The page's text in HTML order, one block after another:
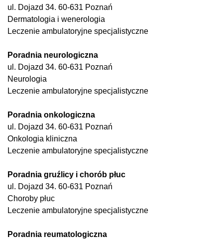
ul. Dojazd 34. 60-631 Poznań
Dermatologia i wenerologia
Leczenie ambulatoryjne specjalistyczne
Poradnia neurologiczna
ul. Dojazd 34. 60-631 Poznań
Neurologia
Leczenie ambulatoryjne specjalistyczne
Poradnia onkologiczna
ul. Dojazd 34. 60-631 Poznań
Onkologia kliniczna
Leczenie ambulatoryjne specjalistyczne
Poradnia gruźlicy i chorób płuc
ul. Dojazd 34. 60-631 Poznań
Choroby płuc
Leczenie ambulatoryjne specjalistyczne
Poradnia reumatologiczna